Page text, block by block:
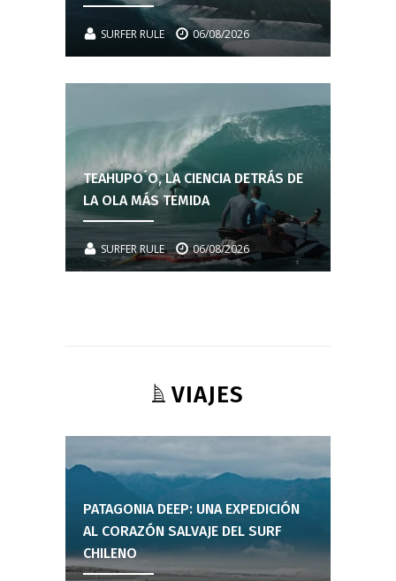
SURFER RULE 06/08/2026
TEAHUPO´O, LA CIENCIA DETRÁS DE
LA OLA MÁS TEMIDA
SURFER RULE 06/08/2026
VIAJES
PATAGONIA DEEP: UNA EXPEDICIÓN
AL CORAZÓN SALVAJE DEL SURF
CHILENO